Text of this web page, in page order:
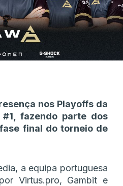
nos Playoffs da
fazendo parte dos
final do torneio de
a equipa portuguesa
Virtus.pro, Gambit e